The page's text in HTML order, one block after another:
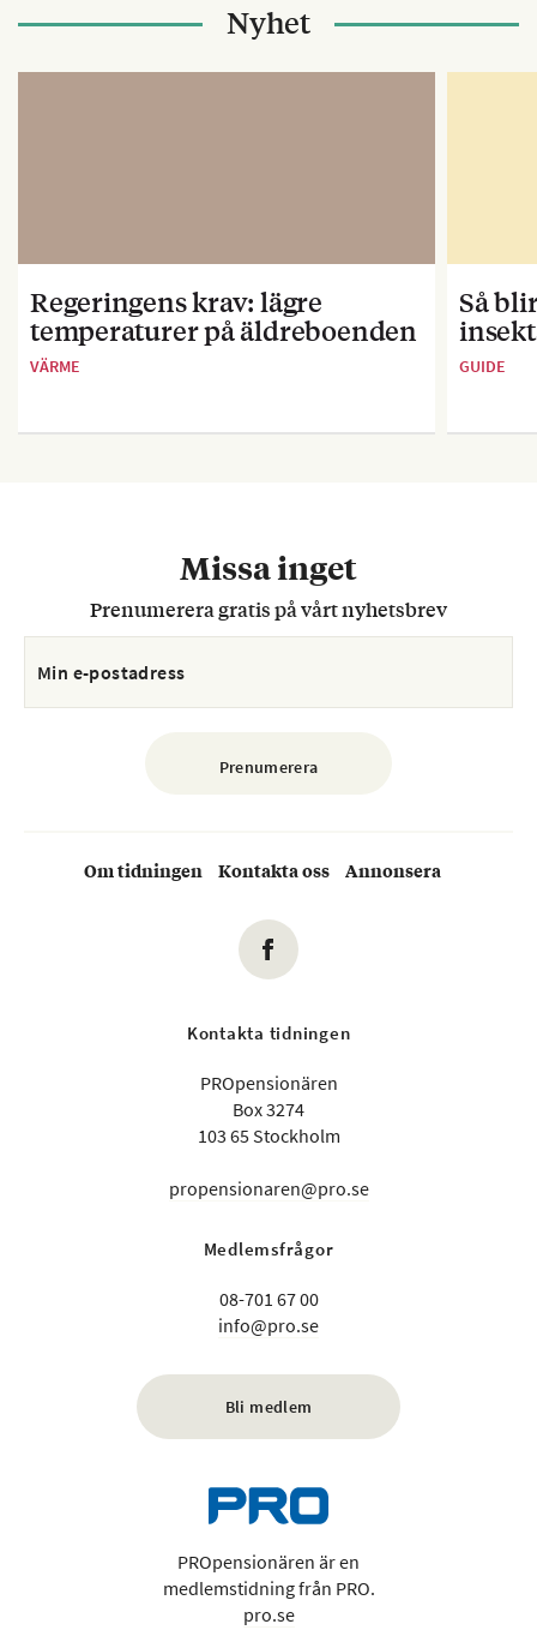
Nyhet
Regeringens krav: lägre
temperaturer på äldreboenden
VÄRME
Så
GUIDE
Missa inget
Prenumerera gratis på vårt nyhetsbrev
Om tidningen Kontakta oss Annonsera
Kontakta tidningen
PROpensionären
Box 3274
103 65 Stockholm
propensionaren@pro.se
Medlemsfrågor
08-701 67 00
info@pro.se
Bli medlem
PROpensionären är en
medlemstidning från PRO.
pro.se